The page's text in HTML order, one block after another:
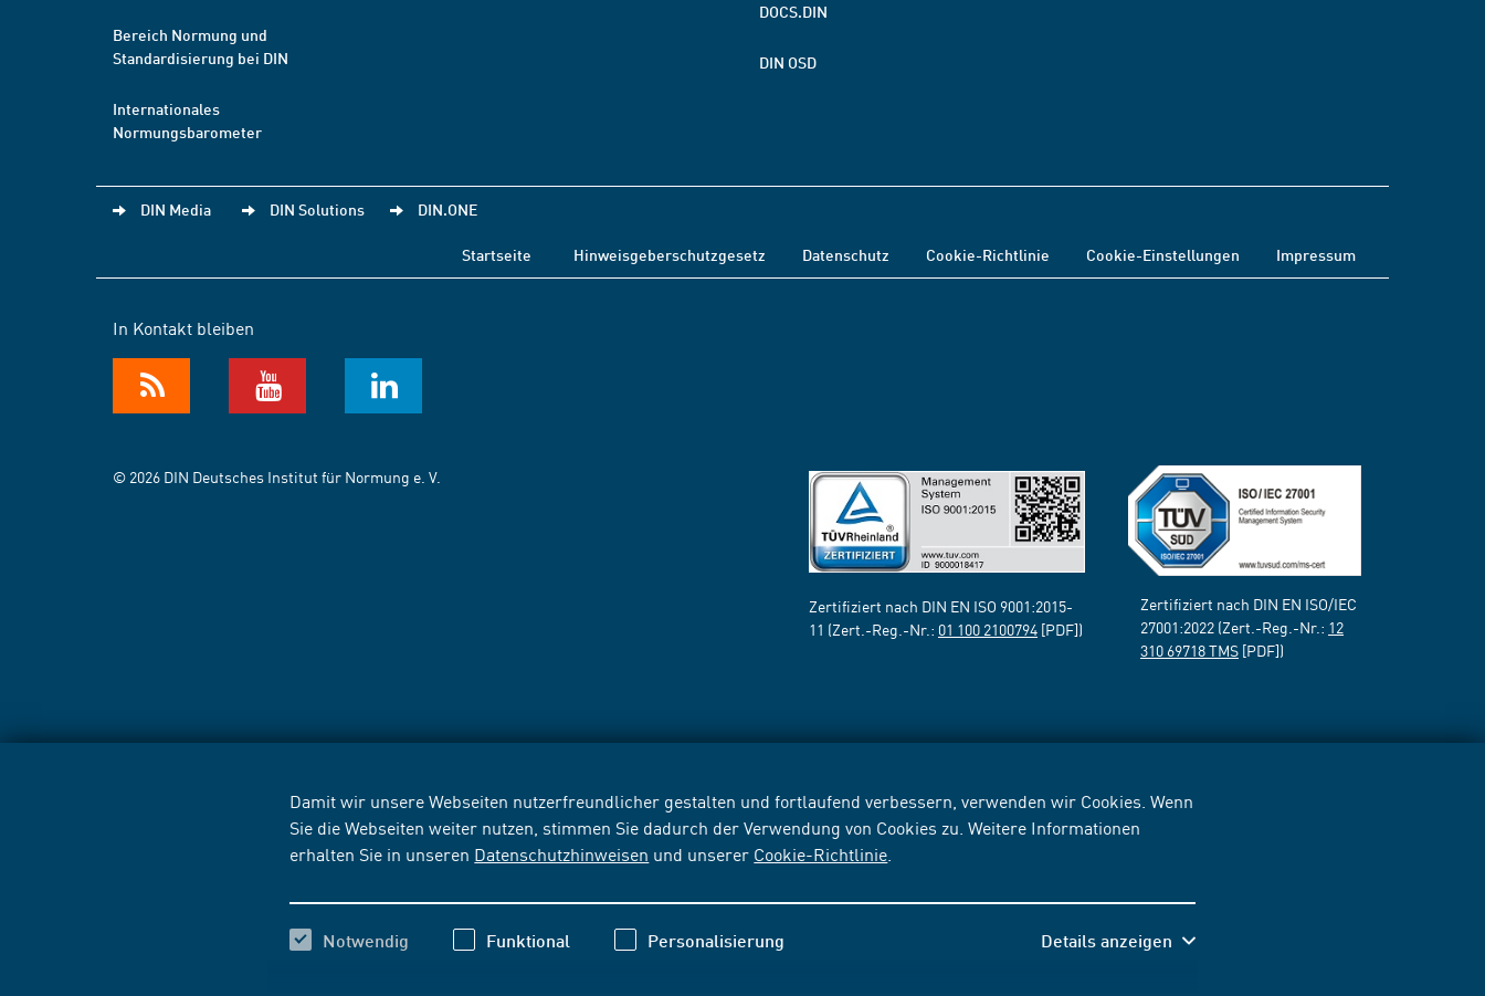
Damit wir unsere Webseiten nutzerfreundlicher gestalten und fortlaufend verbessern, verwenden wir Cookies. Wenn
Sie die Webseiten weiter nutzen, stimmen Sie dadurch der Verwendung von Cookies zu. Weitere Informationen
erhalten Sie in unseren Datenschutzhinweisen und unserer Cookie-Richtlinie
Notwendig Funktional Personalisierung Details anzeigen
Bereich Normung und
Standardisierung bei DIN
Internationales
Normungsbarometer
DOCS.DIN
DIN OSD
DIN Media DIN Solutions DIN.ONE
Startseite Hinweisgeberschutzgesetz Datenschutz Cookie-Richtlinie Cookie-Einstellungen Impressum
In Kontakt bleiben
© 2026 DIN Deutsches Institut für Normung e. V.
Zertifiziert nach DIN EN ISO 9001:2015-
11 (Zert.-Reg.-Nr.: 01 100 2100794 [PDF])
Zertifiziert nach DIN EN ISO/IEC
27001:2022 (Zert.-Reg.-Nr.: 12
310 69718 TMS [PDF])